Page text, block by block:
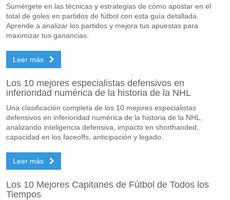
Sumérgete en las técnicas y estrategias de cómo apostar en el
total de goles en partidos de fútbol con esta guía detallada.
Aprende a analizar los partidos y mejora tus apuestas para
maximizar tus ganancias.
Leer más
Los 10 mejores especialistas defensivos en
inferioridad numérica de la historia de la NHL
Una clasificación completa de los 10 mejores especialistas
defensivos en inferioridad numérica de la historia de la NHL,
analizando inteligencia defensiva, impacto en shorthanded,
capacidad en los faceoffs, anticipación y legado.
Leer más
Los 10 Mejores Capitanes de Fútbol de Todos los
Tiempos